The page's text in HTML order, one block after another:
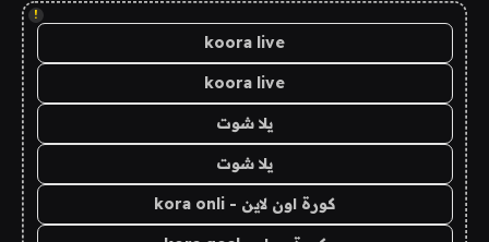
!
koora live
koora live
يلا شوت
يلا شوت
كورة اون لاين - kora onli